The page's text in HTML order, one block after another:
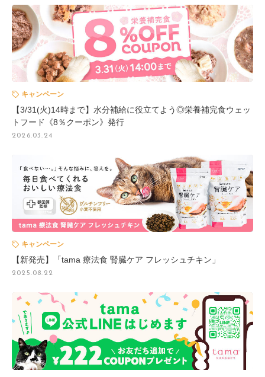
キャンペーン
【3/31(火)14時まで】水分補給に役立てよう◎栄養補完食ウェッ
トフード《8％クーポン》発行
2026.03.24
キャンペーン
【新発売】「tama 療法食 腎臓ケア フレッシュチキン」
2025.08.22